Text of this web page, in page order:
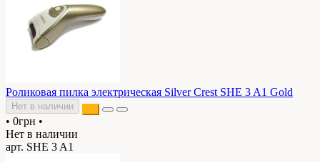
Роликовая пилка электрическая Silver Crest SHE 3 A1 Gold
Нет в наличии
• 0грн •
Нет в наличии
арт. SHE 3 A1